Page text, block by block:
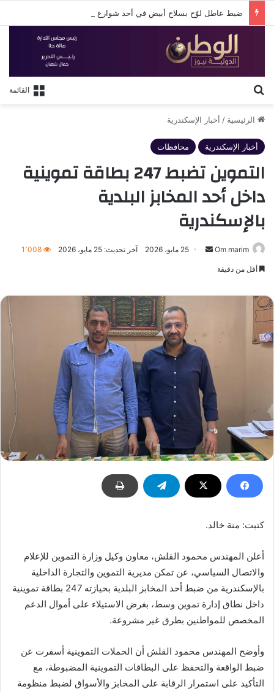
ضبط عاطل لوّح بسلاح أبيض في أحد شوارع الإسكندرية
القائمة
الرئيسية / أخبار الإسكندرية
أخبار الإسكندرية محافظات
التموين تضبط 247 بطاقة تموينية
داخل أحد المخابز البلدية
بالإسكندرية
Om marim
أرسل 25 مايو، 2026 آخر تحديث: 25 مايو، 2026 1٬008
أقل من دقيقة
كتبت: منة خالد.
أعلن المهندس محمود القلش، معاون وكيل وزارة التموين للإعلام
والاتصال السياسي، عن تمكن مديرية التموين والتجارة الداخلية
بالإسكندرية من ضبط أحد المخابز البلدية بحيازته 247 بطاقة تموينية
داخل نطاق إدارة تموين وسط، بغرض الاستيلاء على أموال الدعم
المخصص للمواطنين بطرق غير مشروعة.
وأوضح المهندس محمود القلش أن الحملات التموينية أسفرت عن
ضبط الواقعة والتحفظ على البطاقات التموينية المضبوطة، مع
التأكيد على استمرار الرقابة على المخابز والأسواق لضبط منظومة